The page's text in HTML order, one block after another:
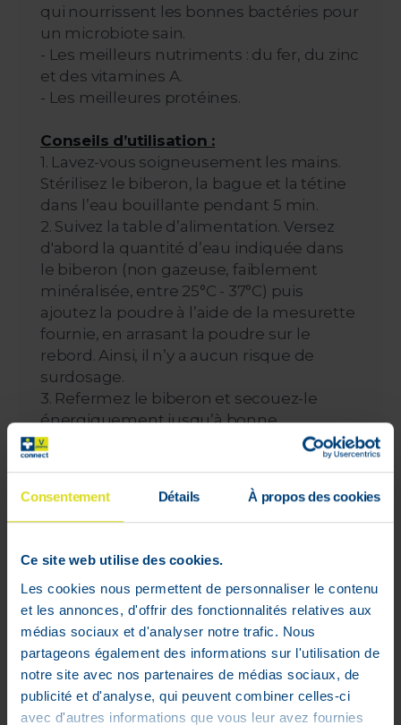
Consentement Détails À propos des cookies
Ce site web utilise des cookies.
Les cookies nous permettent de personnaliser le contenu
et les annonces, d'offrir des fonctionnalités relatives aux
médias sociaux et d'analyser notre trafic. Nous
partageons également des informations sur l'utilisation de
notre site avec nos partenaires de médias sociaux, de
publicité et d'analyse, qui peuvent combiner celles-ci
avec d'autres informations que vous leur avez fournies
qui nourrissent les bonnes bactéries pour
un microbiote sain.
- Les meilleurs nutriments : du fer, du zinc
et des vitamines A.
- Les meilleures protéines.
Conseils d’utilisation :
1. Lavez-vous soigneusement les mains.
Stérilisez le biberon, la bague et la tétine
dans l’eau bouillante pendant 5 min.
2. Suivez la table d’alimentation. Versez
d'abord la quantité d’eau indiquée dans
le biberon (non gazeuse, faiblement
minéralisée, entre 25°C - 37°C) puis
ajoutez la poudre à l’aide de la mesurette
fournie, en arrasant la poudre sur le
rebord. Ainsi, il n’y a aucun risque de
surdosage.
3. Refermez le biberon et secouez-le
énergiquement jusqu’à bonne
dissolution. Contrôlez la température sur
le dos de la main avant de donner le
4. Après utilisation, rangez la mesurette
en suspension sur le rebord intérieur de
Nous vous recommandons de demander un avis médical
avant d'utiliser des substituts du lait maternel.
Composition :
Lactose (lait), huile de tournesol à taux
élevé en acide oléique, isolat de protéine
du petit-lait (lait), huile de colza faible en